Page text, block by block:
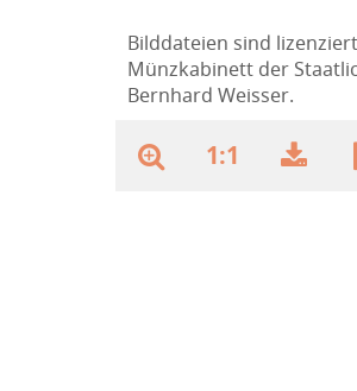
Bilddateien sind
Münzkabinett der
Bernhard Weisser.
1:1